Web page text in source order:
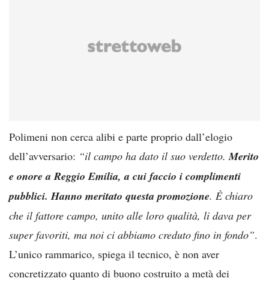
Polimeni non cerca alibi e parte proprio dall’elogio
dell’avversario: “il campo ha dato il suo verdetto.Merito
e onore a Reggio Emilia, a cui faccio i complimenti
pubblici. Hanno meritato questa promozione. È chiaro
che il fattore campo, unito alle loro qualità, li dava per
super favoriti, ma noi ci abbiamo creduto fino in fondo”.
L’unico rammarico, spiega il tecnico, è non aver
concretizzato quanto di buono costruito a metà dei